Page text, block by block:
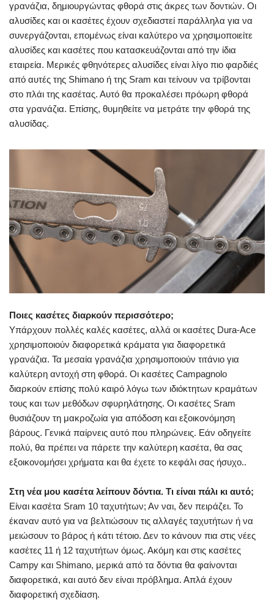
γρανάζια, δημιουργώντας φθορά στις άκρες των δοντιών. Οι
αλυσίδες και οι κασέτες έχουν σχεδιαστεί παράλληλα για να
συνεργάζονται, επομένως είναι καλύτερο να χρησιμοποιείτε
αλυσίδες και κασέτες που κατασκευάζονται από την ίδια
εταιρεία. Μερικές φθηνότερες αλυσίδες είναι λίγο πιο φαρδιές
από αυτές της Shimano ή της Sram και τείνουν να τρίβονται
στο πλάι της κασέτας. Αυτό θα προκαλέσει πρόωρη φθορά
στα γρανάζια. Επίσης, θυμηθείτε να μετράτε την φθορά της
αλυσίδας.
Ποιες κασέτες διαρκούν περισσότερο;
Υπάρχουν πολλές καλές κασέτες, αλλά οι κασέτες Dura-Ace
χρησιμοποιούν διαφορετικά κράματα για διαφορετικά
γρανάζια. Τα μεσαία γρανάζια χρησιμοποιούν τιτάνιο για
καλύτερη αντοχή στη φθορά. Οι κασέτες Campagnolo
διαρκούν επίσης πολύ καιρό λόγω των ιδιόκτητων κραμάτων
τους και των μεθόδων σφυρηλάτησης. Οι κασέτες Sram
θυσιάζουν τη μακροζωία για απόδοση και εξοικονόμηση
βάρους. Γενικά παίρνεις αυτό που πληρώνεις. Εάν οδηγείτε
πολύ, θα πρέπει να πάρετε την καλύτερη κασέτα, θα σας
εξοικονομήσει χρήματα και θα έχετε το κεφάλι σας ήσυχο..
Στη νέα μου κασέτα λείπουν δόντια. Τι είναι πάλι κι αυτό;
Είναι κασέτα Sram 10 ταχυτήτων; Αν ναι, δεν πειράζει. Το
έκαναν αυτό για να βελτιώσουν τις αλλαγές ταχυτήτων ή να
μειώσουν το βάρος ή κάτι τέτοιο. Δεν το κάνουν πια στις νέες
κασέτες 11 ή 12 ταχυτήτων όμως. Ακόμη και στις κασέτες
Campy και Shimano, μερικά από τα δόντια θα φαίνονται
διαφορετικά, και αυτό δεν είναι πρόβλημα. Απλά έχουν
διαφορετική σχεδίαση.